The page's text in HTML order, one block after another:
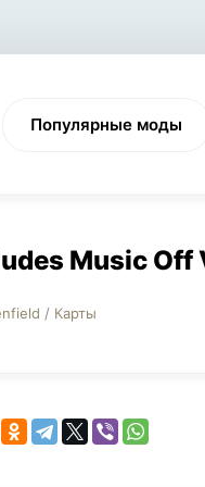
CYBERPUNK 2077
Популярные моды
Music Off
/ Карты